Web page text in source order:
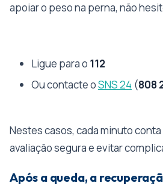
apoiar o peso na perna, não
Ligue para o 112
Ou contacte oSNS 24 (808
Nestes casos, cada minuto
avaliação segura e evitar
Após a queda, a